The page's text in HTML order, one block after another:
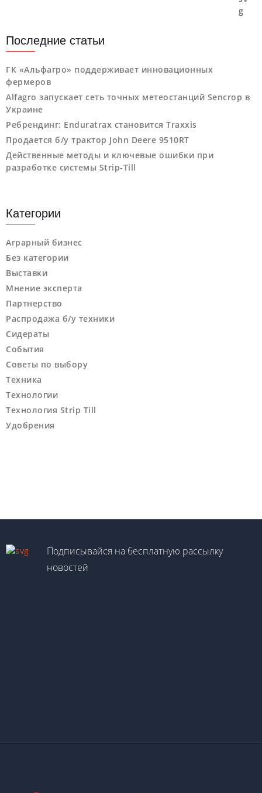
Последние статьи
ГК «Альфагро» поддерживает инновационных
фермеров
Alfagro запускает сеть точных метеостанций Sencrop в
Украине
Ребрендинг: Enduratrax становится Traxxis
Продается б/у трактор John Deere 9510RT
Действенные методы и ключевые ошибки при
разработке системы Strip-Till
Категории
Аграрный бизнес
Без категории
Выставки
Мнение эксперта
Партнерство
Распродажа б/у техники
Сидераты
События
Советы по выбору
Техника
Технологии
Технология Strip Till
Удобрения
Подписывайся на бесплатную рассылку
новостей